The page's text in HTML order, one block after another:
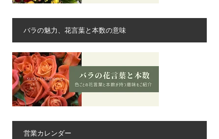
バラの魅力、花言葉と本数の意味
営業カレンダー